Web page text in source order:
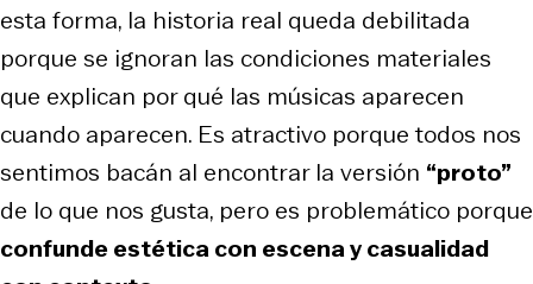
esta forma, la historia real queda debilitada
porque se ignoran las condiciones materiales
que explican por qué las músicas aparecen
cuando aparecen. Es atractivo porque todos nos
sentimos bacán al encontrar la versión “proto”
de lo que nos gusta, pero es problemático porque
confunde estética con escena y casualidad